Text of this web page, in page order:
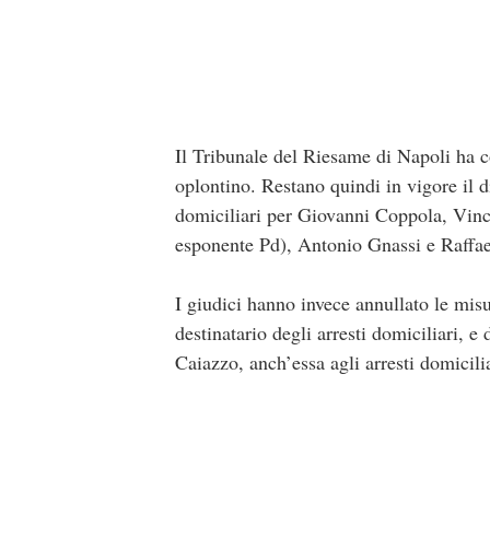
Il Tribunale del Riesame di Napoli ha
oplontino. Restano quindi in vigore il
domiciliari per Giovanni Coppola,
esponente Pd), Antonio Gnassi e
I giudici hanno invece annullato le
destinatario degli arresti domiciliari,
Caiazzo, anch’essa agli arresti